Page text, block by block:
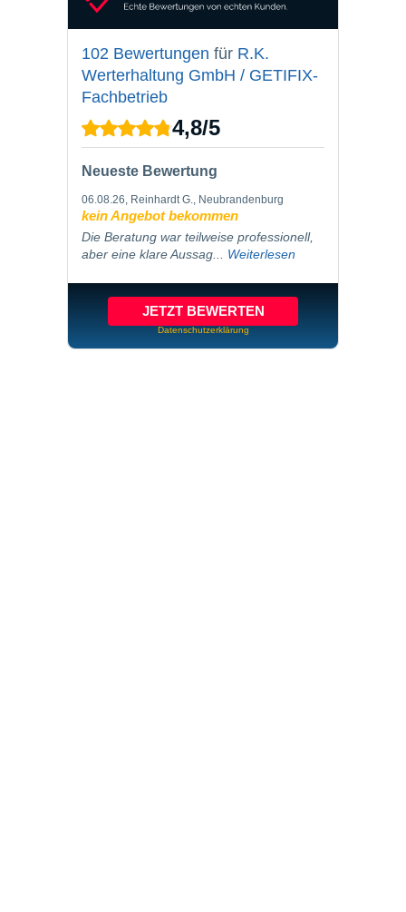
102 Bewertungen für R.K.
Werterhaltung GmbH / GETIFIX-
Fachbetrieb
4,8/5
Neueste Bewertung
06.08.26, Reinhardt G., Neubrandenburg
kein Angebot bekommen
Die Beratung war teilweise professionell,
aber eine klare Aussag... Weiterlesen
JETZT BEWERTEN
Datenschutzerklärung